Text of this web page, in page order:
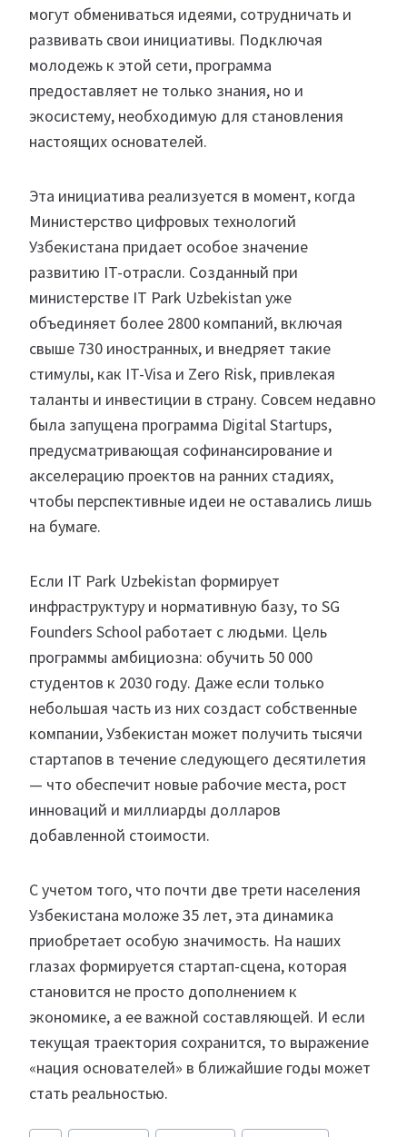
могут обмениваться идеями, сотрудничать и
развивать свои инициативы. Подключая
молодежь к этой сети, программа
предоставляет не только знания, но и
экосистему, необходимую для становления
настоящих основателей.
Эта инициатива реализуется в момент, когда
Министерство цифровых технологий
Узбекистана придает особое значение
развитию IT-отрасли. Созданный при
министерстве IT Park Uzbekistan уже
объединяет более 2800 компаний, включая
свыше 730 иностранных, и внедряет такие
стимулы, как IT-Visa и Zero Risk, привлекая
таланты и инвестиции в страну. Совсем недавно
была запущена программа Digital Startups,
предусматривающая софинансирование и
акселерацию проектов на ранних стадиях,
чтобы перспективные идеи не оставались лишь
на бумаге.
Если IT Park Uzbekistan формирует
инфраструктуру и нормативную базу, то SG
Founders School работает с людьми. Цель
программы амбициозна: обучить 50 000
студентов к 2030 году. Даже если только
небольшая часть из них создаст собственные
компании, Узбекистан может получить тысячи
стартапов в течение следующего десятилетия
— что обеспечит новые рабочие места, рост
инноваций и миллиарды долларов
добавленной стоимости.
С учетом того, что почти две трети населения
Узбекистана моложе 35 лет, эта динамика
приобретает особую значимость. На наших
глазах формируется стартап-сцена, которая
становится не просто дополнением к
экономике, а ее важной составляющей. И если
текущая траектория сохранится, то выражение
«нация основателей» в ближайшие годы может
стать реальностью.